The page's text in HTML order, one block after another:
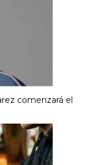
comenzará el